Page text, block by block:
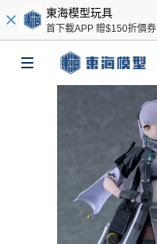
東海模型玩具
首下載APP 贈$150折價券